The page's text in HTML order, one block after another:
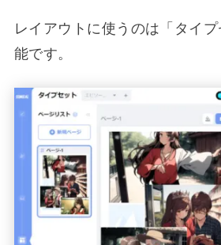
レイアウトに使うのは「タイ
能です。